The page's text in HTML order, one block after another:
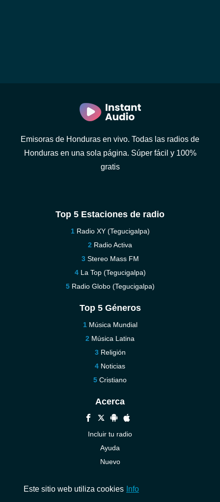
Emisoras de Honduras en vivo. Todas las radios de
Honduras en una sola página. Súper fácil y 100%
gratis
Top 5 Estaciones de radio
Radio XY (Tegucigalpa)
Radio Activa
Stereo Mass FM
La Top (Tegucigalpa)
Radio Globo (Tegucigalpa)
Top 5 Géneros
Música Mundial
Música Latina
Religión
Noticias
Cristiano
Acerca
Incluir tu radio
Ayuda
Nuevo
Este sitio web utiliza cookies Info